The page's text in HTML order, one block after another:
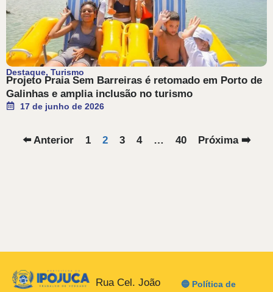
Destaque, Turismo
Projeto Praia Sem Barreiras é retomado em Porto de
Galinhas e amplia inclusão no turismo
17 de junho de 2026
⬅️ Anterior 1 2 3 4 … 40 Próxima ➡️
Rua Cel. João
🔵 Política de